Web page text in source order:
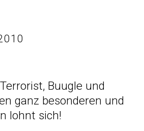
Buugle und
ganz besonderen und
lohnt sich!